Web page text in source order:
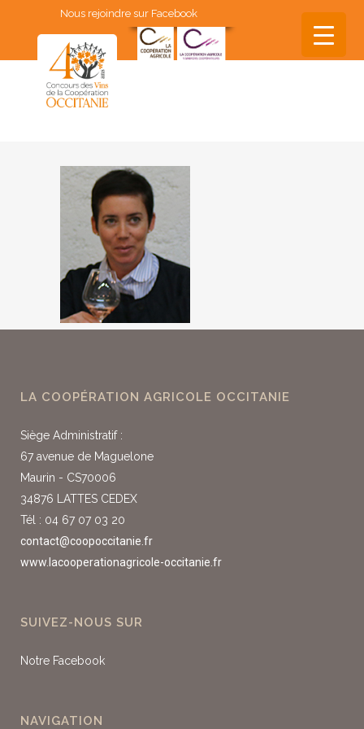
Nous rejoindre sur Facebook
LA COOPÉRATION AGRICOLE OCCITANIE
Siège Administratif :
67 avenue de Maguelone
Maurin - CS70006
34876 LATTES CEDEX
Tél : 04 67 07 03 20
contact@coopoccitanie.fr
www.lacooperationagricole-occitanie.fr
SUIVEZ-NOUS SUR
Notre Facebook
NAVIGATION